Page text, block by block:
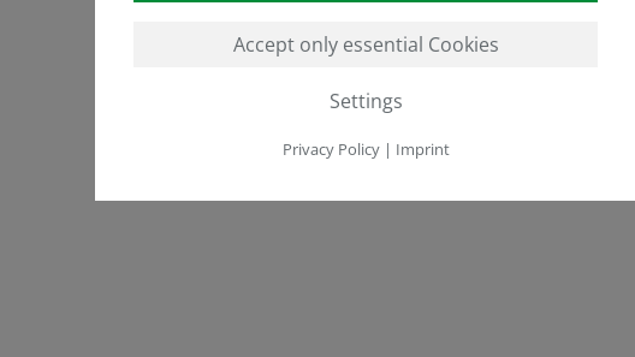
Accept only essential Cookies
Settings
Privacy Policy| Imprint